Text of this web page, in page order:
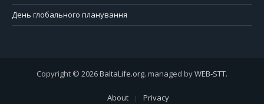
День глобального планування
Copyright © 2026BaltaLife.org. managed byWEB-STT.
About
Privacy